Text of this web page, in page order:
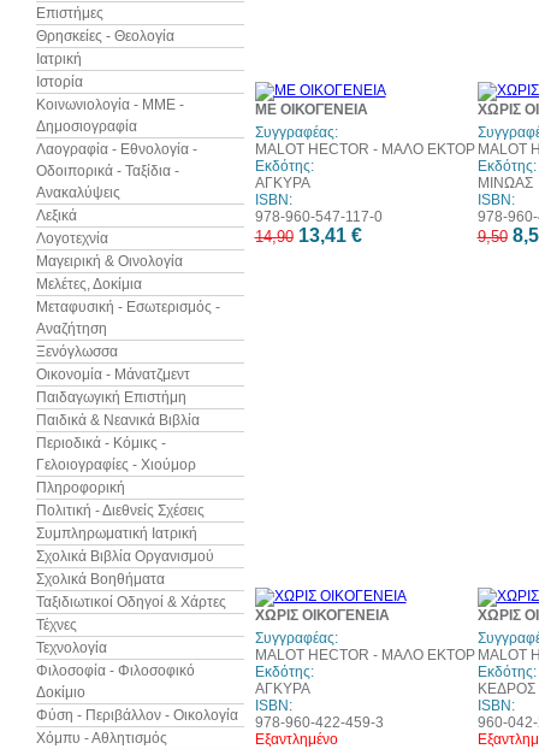
Επιστήμες
Θρησκείες - Θεολογία
Ιατρική
Ιστορία
Κοινωνιολογία - ΜΜΕ -
Δημοσιογραφία
Λαογραφία - Εθνολογία -
Οδοιπορικά - Ταξίδια -
Ανακαλύψεις
Λεξικά
Λογοτεχνία
Μαγειρική & Οινολογία
Μελέτες, Δοκίμια
Μεταφυσική - Εσωτερισμός -
Αναζήτηση
Ξενόγλωσσα
Οικονομία - Μάνατζμεντ
Παιδαγωγική Επιστήμη
Παιδικά & Νεανικά Βιβλία
Περιοδικά - Κόμικς -
Γελοιογραφίες - Χιούμορ
Πληροφορική
Πολιτική - Διεθνείς Σχέσεις
Συμπληρωματική Ιατρική
Σχολικά Βιβλία Οργανισμού
Σχολικά Βοηθήματα
Ταξιδιωτικοί Οδηγοί & Χάρτες
Τέχνες
Τεχνολογία
Φιλοσοφία - Φιλοσοφικό
Δοκίμιο
Φύση - Περιβάλλον - Οικολογία
Χόμπυ - Αθλητισμός
ΜΕ ΟΙΚΟΓΕΝΕΙΑ
Συγγραφέας:
MALOT HECTOR - ΜΑΛΟ ΕΚΤΟΡ
Εκδότης:
ΑΓΚΥΡΑ
ISBN:
978-960-547-117-0
14,90 13,41 €
ΧΩΡΙΣ
MALOT
Εκδότης:
ΜΙΝΩΑΣ
ISBN:
978-
9,50
30%
ΧΩΡΙΣ ΟΙΚΟΓΕΝΕΙΑ
Συγγραφέας:
MALOT HECTOR - ΜΑΛΟ ΕΚΤΟΡ
Εκδότης:
ΑΓΚΥΡΑ
ISBN:
978-960-422-459-3
Εξαντλημένο
ΧΩΡΙΣ
MALOT
Εκδότης:
ΚΕΔΡΟΣ
ISBN:
960-